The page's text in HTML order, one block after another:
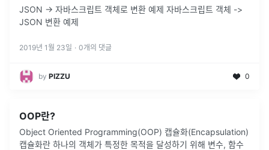
JSON -> 자바스크립트 객체로 변환 예제 자바스크립트 객체 ->
JSON 변환 예제
2019년 1월 23일 · 0개의 댓글
by PIZZU 0
OOP란?
Object Oriented Programming(OOP) 캡슐화(Encapsulation)
캡슐화란 하나의 객체가 특정한 목적을 달성하기 위해 변수, 함수